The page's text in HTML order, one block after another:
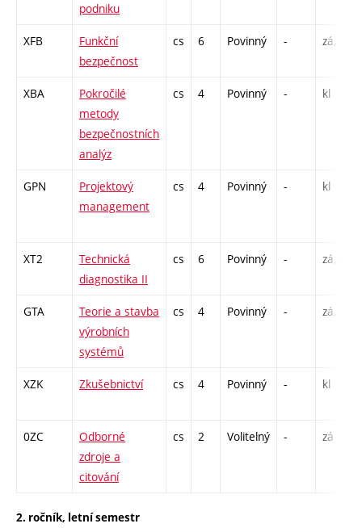
podniku
XFB
Funkční
bezpečnost
cs 6 Povinný - zá,zk
XBA
Pokročilé
metody
bezpečnostních
analýz
cs 4 Povinný - kl
GPN
Projektový
management
cs 4 Povinný - kl
XT2
Technická
diagnostika II
cs 6 Povinný - zá,zk
GTA
Teorie a stavba
výrobních
systémů
cs 4 Povinný - zá,zk
XZK Zkušebnictví cs 4 Povinný - kl
0ZC
Odborné
zdroje a
citování
cs 2 Volitelný - zá
2. ročník, letní semestr